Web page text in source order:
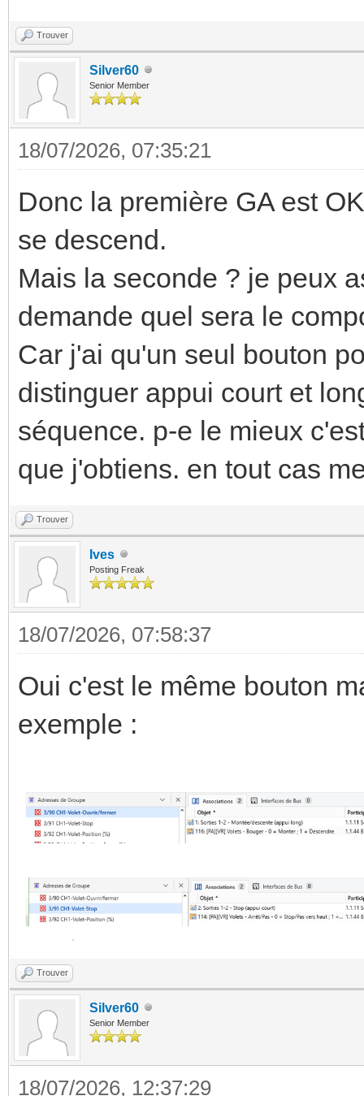
Trouver
Silver60
Senior Member
18/07/2026, 07:35:21
Donc la première GA est
se descend.
Mais la seconde ? je peux
demande quel sera le
Car j'ai qu'un seul bouton
distinguer appui court et
séquence. p-e le mieux
que j'obtiens. en tout cas
Trouver
Ives
Posting Freak
18/07/2026, 07:58:37
Oui c'est le même bouton
exemple :
Trouver
Silver60
Senior Member
18/07/2026, 12:37:29